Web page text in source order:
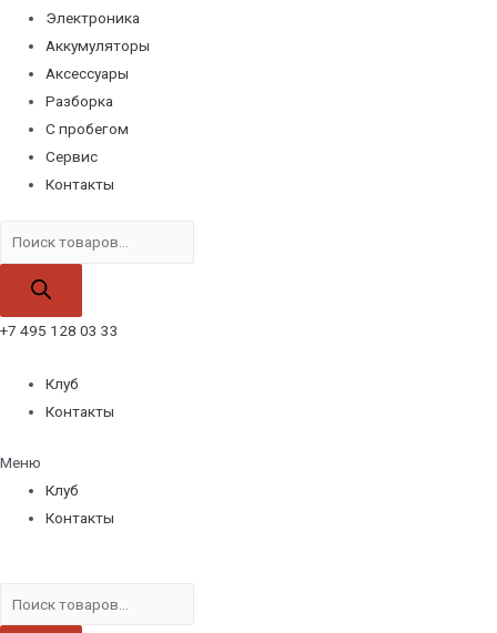
Электроника
Аккумуляторы
Аксессуары
Разборка
С пробегом
Сервис
Контакты
товаров
+7 495 128 03 33
Клуб
Контакты
Меню
Клуб
Контакты
товаров